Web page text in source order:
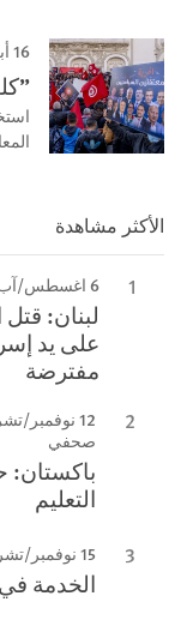
16 أبريل/نيسان 2025
الأكثر مشاهدة
6 اغسطس/آب 2026
لبنان:
على يد
مفترضة
12 نوفمبر/تشرين الثاني 2018
صحفي
باكستان:
التعليم
15 نوفمبر/تشرين الثاني 2012
الخدمة